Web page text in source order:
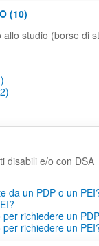
(10)
studio (borse di
disabili e/o con DSA
da un PDP o un
richiedere un
richiedere un